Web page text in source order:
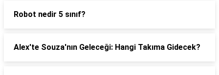
Robot nedir 5 sınıf?
Alex'te Souza'nın Geleceği: Hangi Takıma Gidecek?